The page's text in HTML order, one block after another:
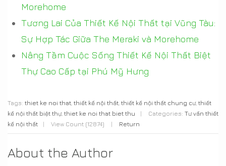
Morehome
Tương Lai Của Thiết Kế Nội Thất tại Vũng Tàu:
Sự Hợp Tác Giữa The Meraki và Morehome
Nâng Tầm Cuộc Sống Thiết Kế Nội Thất Biệt
Thự Cao Cấp tại Phú Mỹ Hưng
Tags: thiet ke noi that thiết kế nội thất thiết kế nội thất chung cư, thiết
kế nội thất biệt thự, thiet ke noi that biet thu | Categories: Tư vấn thiết
kế nội thất
| View Count (12874) | Return
About the Author